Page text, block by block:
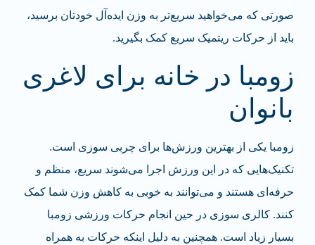
صورتی که می‌خواهید سریع‌تر به وزن ایده‌آل خودتان برسید،
باید از حرکات ریتمیک سریع کمک بگیرید.
زومبا در خانه برای لاغری
بانوان
زومبا یکی از بهترین ورزش‌ها برای چربی سوزی است.
تکنیک‌هایی که در این ورزش اجرا می‌شوند سریع، منظم و
حرفه‌ای هستند و می‌توانند به خوبی به کاهش وزن شما کمک
کنند. کالری سوزی در حین انجام حرکات ورزشی زومبا
بسیار زیاد است. همچنین به دلیل اینکه حرکات به همراه